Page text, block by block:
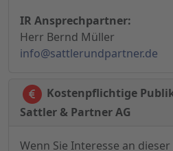
IR Ansprechpartner:
Herr Bernd Müller
info@sattlerundpartner.de
Kostenpflichtige
Sattler & Partner AG
Wenn Sie Interesse an